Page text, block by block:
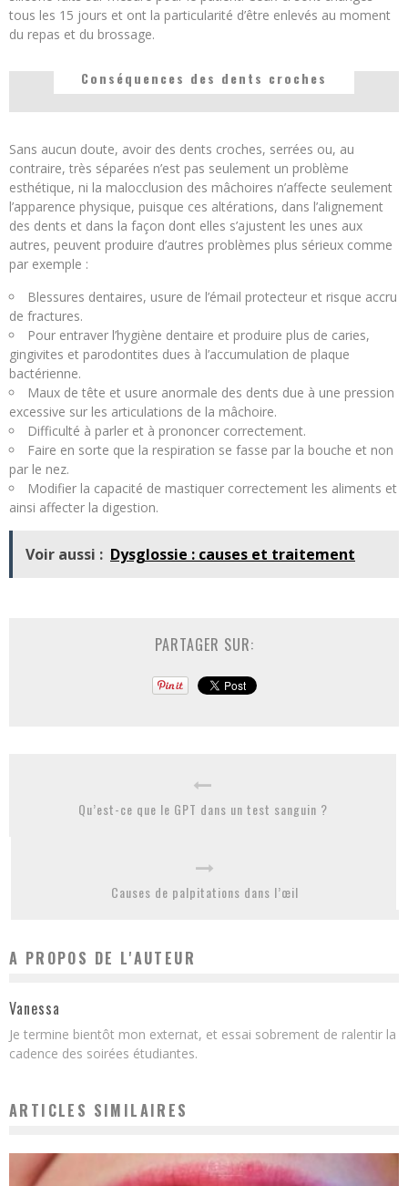
tous les 15 jours et ont la particularité d’être enlevés au moment
du repas et du brossage.
Conséquences des dents croches
Sans aucun doute, avoir des dents croches, serrées ou, au
contraire, très séparées n’est pas seulement un problème
esthétique, ni la malocclusion des mâchoires n’affecte seulement
l’apparence physique, puisque ces altérations, dans l’alignement
des dents et dans la façon dont elles s’ajustent les unes aux
autres, peuvent produire d’autres problèmes plus sérieux comme
par exemple :
Blessures dentaires, usure de l’émail protecteur et risque accru
de fractures.
Pour entraver l’hygiène dentaire et produire plus de caries,
gingivites et parodontites dues à l’accumulation de plaque
bactérienne.
Maux de tête et usure anormale des dents due à une pression
excessive sur les articulations de la mâchoire.
Difficulté à parler et à prononcer correctement.
Faire en sorte que la respiration se fasse par la bouche et non
par le nez.
Modifier la capacité de mastiquer correctement les aliments et
ainsi affecter la digestion.
Voir aussi : Dysglossie : causes et traitement
PARTAGER SUR:
Qu’est-ce que le GPT dans un test sanguin ?
Causes de palpitations dans l’œil
A PROPOS DE L'AUTEUR
Vanessa
Je termine bientôt mon externat, et essai sobrement de ralentir la
cadence des soirées étudiantes.
ARTICLES SIMILAIRES